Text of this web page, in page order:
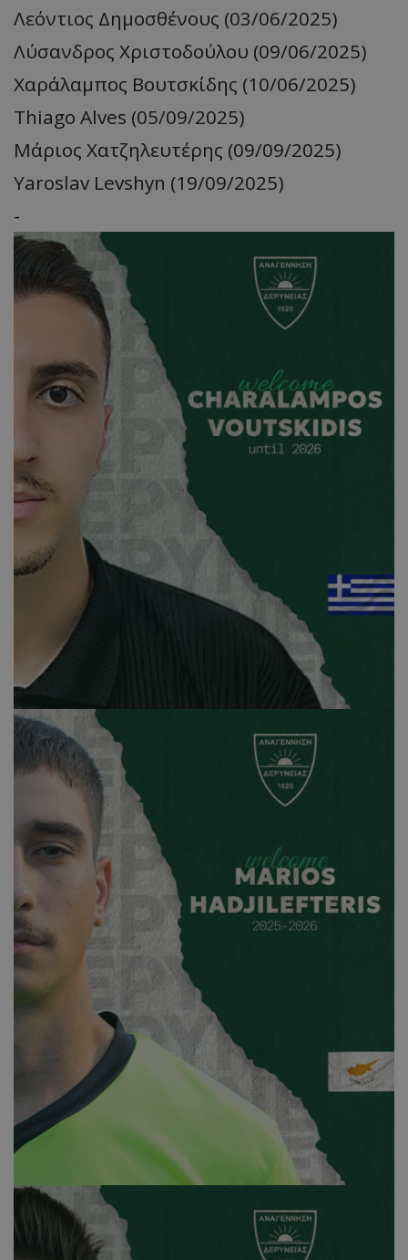
Λεόντιος Δημοσθένους (03/06/2025)
Λύσανδρος Χριστοδούλου (09/06/2025)
Χαράλαμπος Βουτσκίδης (10/06/2025)
Thiago Alves (05/09/2025)
Μάριος Χατζηλευτέρης (09/09/2025)
Yaroslav Levshyn (19/09/2025)
-